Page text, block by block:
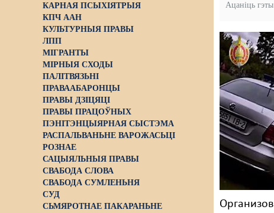
КАРНАЯ ПСЫХІЯТРЫЯ
КПЧ ААН
КУЛЬТУРНЫЯ ПРАВЫ
ЛПП
МІГРАНТЫ
МІРНЫЯ СХОДЫ
ПАЛІТВЯЗЬНІ
ПРАВААБАРОНЦЫ
ПРАВЫ ДЗІЦЯЦІ
ПРАВЫ ПРАЦОЎНЫХ
ПЭНІТЭНЦЫЯРНАЯ СЫСТЭМА
РАСПАЛЬВАНЬНЕ ВАРОЖАСЬЦІ
РОЗНАЕ
САЦЫЯЛЬНЫЯ ПРАВЫ
СВАБОДА СЛОВА
СВАБОДА СУМЛЕНЬНЯ
СУД
СЬМЯРОТНАЕ ПАКАРАНЬНЕ
Ацаніць